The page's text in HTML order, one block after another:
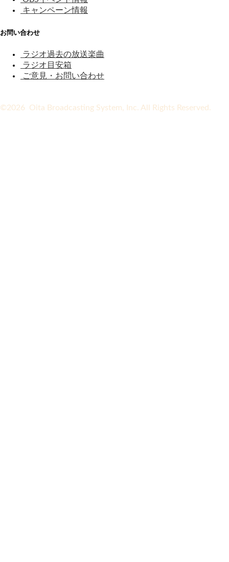
キャンペーン情報
お問い合わせ
ラジオ過去の放送楽曲
ラジオ目安箱
ご意見・お問い合わせ
©2026 Oita Broadcasting System, Inc. All Rights Reserved.